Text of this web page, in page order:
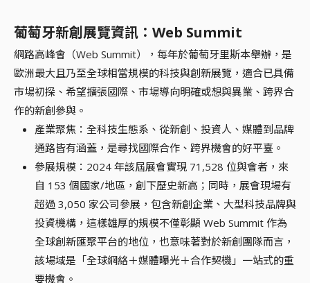
葡萄牙新創展覽資訊：Web Summit
網路高峰會（Web Summit），每年於葡萄牙里斯本舉辦，是
歐洲最大且乃至全球相當規模的科技與創新展覽，適合已具備
市場初探、希望擴張國際、市場導向明確或想與異業、跨界合
作的新創參與。
產業聚焦：全科技生態系、從新創、投資人、媒體到品牌
通路皆有涵蓋，是尋找國際合作、跨界機會的好平臺。
參展規模：2024 年該屆展會實現 71,528 位與會者，來
自 153 個國家/地區，創下歷史新高；同時，展會現場有
超過 3,050 家公司參展，包含新創企業、大型科技品牌與
投資機構，這樣雄厚的規模不僅彰顯 Web Summit 作為
全球創新匯聚平台的地位，也意味著對於新創團隊而言，
該場域是「全球網絡＋媒體曝光＋合作契機」一站式的重
要機會。